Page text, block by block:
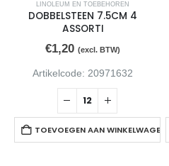
LINOLEUM EN TOEBEHOREN
DOBBELSTEEN 7.5CM 4
ASSORTI
€1,20 (excl. BTW)
Artikelcode: 20971632
TOEVOEGEN AAN WINKELWAGEN